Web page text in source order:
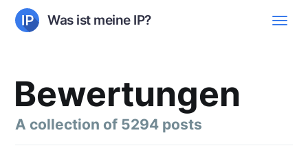
Was ist meine IP?
Bewertungen
A collection of 5294 posts